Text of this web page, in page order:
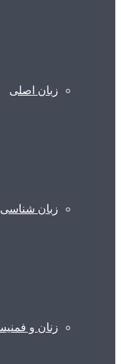
زبان اصلی
زبان شناسی
زنان و